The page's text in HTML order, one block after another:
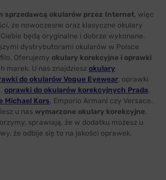
sprzedawcą okularów przez Internet, więc
że nowoczesne oraz klasyczne okulary
będą oryginalne i dobrze wykonane.
dystrybutorami okularów w Polsce
Oferujemy okulary korekcyjne i oprawki
marek. U nas znajdziesz okulary
do okularów Vogue Eyewear, oprawki
oprawki do okularów korekcyjnych Prada,
Michael Kors, Emporio Armani czy Versace.
u nas wymarzone okulary korekcyjne.
sprawiają, że w dodatku możesz u
że odbije się to na jakości oprawek.